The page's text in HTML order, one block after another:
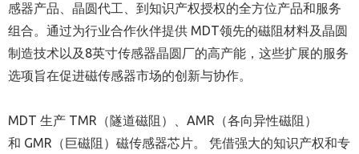
感器产品、晶圆代工、到知识产权授权的全方位产品和服务
组合。通过为行业合作伙伴提供 MDT领先的磁阻材料及晶圆
制造技术以及 8英寸传感器晶圆厂的高产能，这些扩展的服务
选项旨在促进磁传感器市场的创新与协作。
MDT 生产 TMR （隧道磁阻）、 AMR （各向异性磁阻）
和 GMR （巨磁阻）磁传感器芯片。
凭借强大的知识产权和专